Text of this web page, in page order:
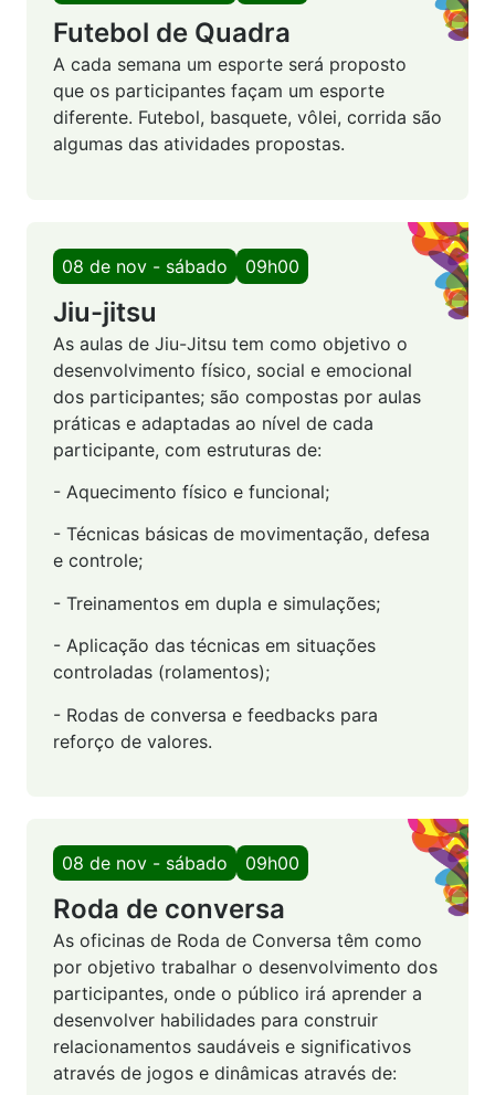
Futebol de Quadra
A cada semana um esporte será proposto
que os participantes façam um esporte
diferente. Futebol, basquete, vôlei, corrida são
algumas das atividades propostas.
08 de nov - sábado 09h00
Jiu-jitsu
As aulas de Jiu-Jitsu tem como objetivo o
desenvolvimento físico, social e emocional
dos participantes; são compostas por aulas
práticas e adaptadas ao nível de cada
participante, com estruturas de:
- Aquecimento físico e funcional;
- Técnicas básicas de movimentação, defesa
e controle;
- Treinamentos em dupla e simulações;
- Aplicação das técnicas em situações
controladas (rolamentos);
- Rodas de conversa e feedbacks para
reforço de valores.
08 de nov - sábado 09h00
Roda de conversa
As oficinas de Roda de Conversa têm como
por objetivo trabalhar o desenvolvimento dos
participantes, onde o público irá aprender a
desenvolver habilidades para construir
relacionamentos saudáveis e significativos
através de jogos e dinâmicas através de: